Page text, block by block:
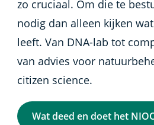
zo cruciaal. Om die te
nodig dan alleen kijken
leeft. Van DNA-lab tot
van advies voor
citizen science.
Wat deed en doet het